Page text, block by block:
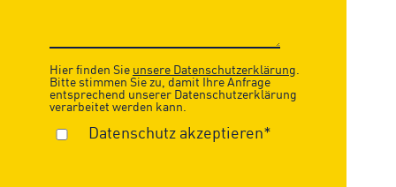
Hier finden Sie unsere Datenschutzerklärung
Bitte stimmen Sie zu, damit Ihre Anfrage
entsprechend unserer Datenschutzerklärung
verarbeitet werden kann.
Datenschutz akzeptieren